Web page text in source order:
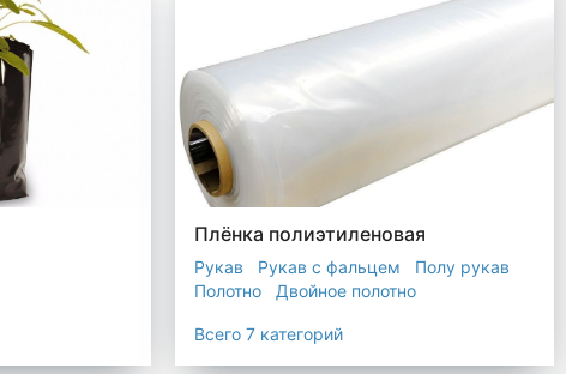
Плёнка полиэтиленовая
Рукав Рукав с фальцем
Полу рукав
Полотно
Двойное полотно
Всего 7 категорий